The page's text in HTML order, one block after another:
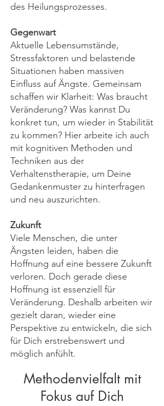
des Heilungsprozesses.
Gegenwart
Aktuelle Lebensumstände,
Stressfaktoren und belastende
Situationen haben massiven
Einfluss auf Ängste. Gemeinsam
schaffen wir Klarheit: Was braucht
Veränderung? Was kannst Du
konkret tun, um wieder in Stabilität
zu kommen? Hier arbeite ich auch
mit kognitiven Methoden und
Techniken aus der
Verhaltenstherapie, um Deine
Gedankenmuster zu hinterfragen
und neu auszurichten.
Zukunft
Viele Menschen, die unter
Ängsten leiden, haben die
Hoffnung auf eine bessere Zukunft
verloren. Doch gerade diese
Hoffnung ist essenziell für
Veränderung. Deshalb arbeiten wir
gezielt daran, wieder eine
Perspektive zu entwickeln, die sich
für Dich erstrebenswert und
möglich anfühlt.
Methodenvielfalt mit
Fokus auf Dich